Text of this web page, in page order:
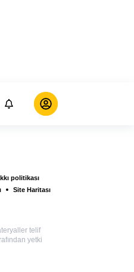
politikası
Site Haritası
telif
yetki